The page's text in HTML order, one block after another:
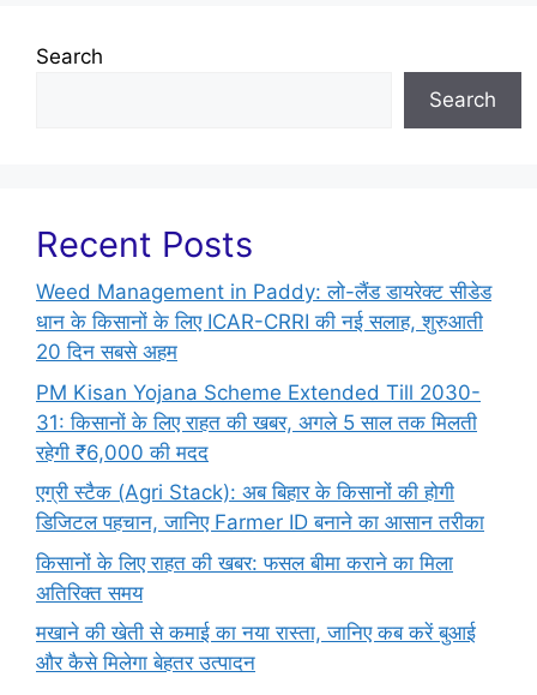
Search
Search
Recent Posts
Weed Management in Paddy: लो-लैंड डायरेक्ट सीडेड
धान के किसानों के लिए ICAR-CRRI की नई सलाह, शुरुआती
20 दिन सबसे अहम
PM Kisan Yojana Scheme Extended Till 2030-
31: किसानों के लिए राहत की खबर, अगले 5 साल तक मिलती
रहेगी ₹6,000 की मदद
एग्री स्टैक (Agri Stack): अब बिहार के किसानों की होगी
डिजिटल पहचान, जानिए Farmer ID बनाने का आसान तरीका
किसानों के लिए राहत की खबर: फसल बीमा कराने का मिला
अतिरिक्त समय
मखाने की खेती से कमाई का नया रास्ता, जानिए कब करें बुआई
और कैसे मिलेगा बेहतर उत्पादन